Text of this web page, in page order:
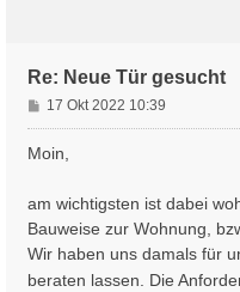
Re: Neue Tür gesucht
B
e
i
a
g
17 Okt 2022 10:39
Moin,
am wichtigsten ist dabei
Bauweise zur Wohnung,
Wir haben uns damals für
beraten lassen. Die